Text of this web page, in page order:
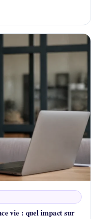
vie : quel impact sur